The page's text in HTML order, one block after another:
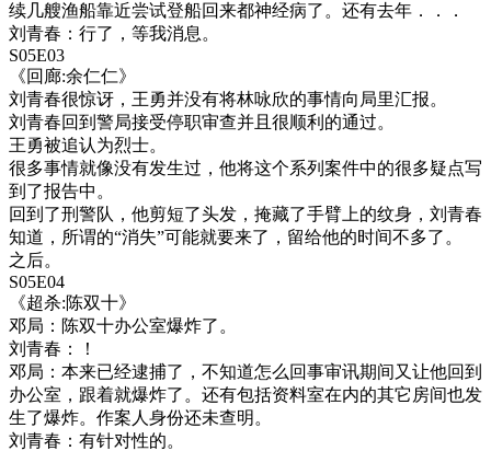
续几艘渔船靠近尝试登船回来都神经病了。还有去年．．．
刘青春：行了，等我消息。
S05E03
《回廊:余仁仁》
刘青春很惊讶，王勇并没有将林咏欣的事情向局里汇报。
刘青春回到警局接受停职审查并且很顺利的通过。
王勇被追认为烈士。
很多事情就像没有发生过，他将这个系列案件中的很多疑点写
到了报告中。
回到了刑警队，他剪短了头发，掩藏了手臂上的纹身，刘青春
知道，所谓的“消失”可能就要来了，留给他的时间不多了。
之后。
S05E04
《超杀:陈双十》
邓局：陈双十办公室爆炸了。
刘青春：！
邓局：本来已经逮捕了，不知道怎么回事审讯期间又让他回到
办公室，跟着就爆炸了。还有包括资料室在内的其它房间也发
生了爆炸。作案人身份还未查明。
刘青春：有针对性的。